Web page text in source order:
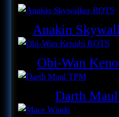
Anakin
Obi-Wan
Darth